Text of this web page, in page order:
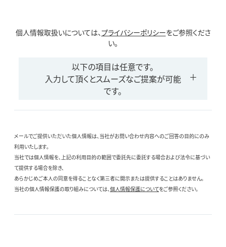
個人情報取扱いについては、プライバシーポリシーをご参照くださ
い。
以下の項目は任意です。
入力して頂くとスムーズなご提案が可能
です。
メールでご提供いただいた個人情報は、当社がお問い合わせ内容へのご回答の目的にのみ
利用いたします。
当社では個人情報を、上記の利用目的の範囲で委託先に委託する場合および法令に基づい
て提供する場合を除き、
あらかじめご本人の同意を得ることなく第三者に開示または提供することはありません。
当社の個人情報保護の取り組みについては、個人情報保護についてをご参照ください。